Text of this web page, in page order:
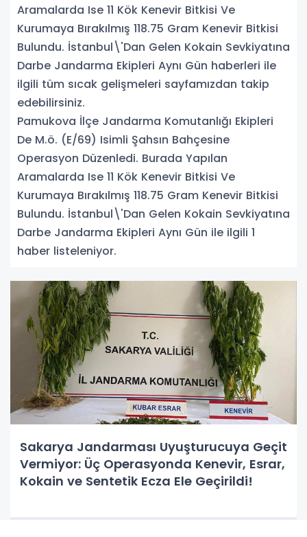
Aramalarda Ise 11 Kök Kenevir Bitkisi Ve
Kurumaya Bırakılmış 118.75 Gram Kenevir Bitkisi
Bulundu. İstanbul\'Dan Gelen Kokain Sevkiyatına
Darbe Jandarma Ekipleri Aynı Gün haberleri ile
ilgili tüm sıcak gelişmeleri sayfamızdan takip
edebilirsiniz.
Pamukova İlçe Jandarma Komutanlığı Ekipleri
De M.ö. (E/69) Isimli Şahsın Bahçesine
Operasyon Düzenledi. Burada Yapılan
Aramalarda Ise 11 Kök Kenevir Bitkisi Ve
Kurumaya Bırakılmış 118.75 Gram Kenevir Bitkisi
Bulundu. İstanbul\'Dan Gelen Kokain Sevkiyatına
Darbe Jandarma Ekipleri Aynı Gün ile ilgili 1
haber listeleniyor.
Sakarya Jandarması Uyuşturucuya Geçit
Vermiyor: Üç Operasyonda Kenevir, Esrar,
Kokain ve Sentetik Ecza Ele Geçirildi!